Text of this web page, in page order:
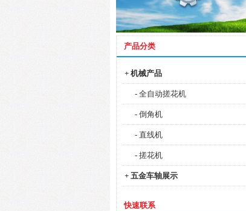
产品分类
+ 机械产品
- 全自动搓花机
- 倒角机
- 直线机
- 搓花机
+ 五金车轴展示
快速联系